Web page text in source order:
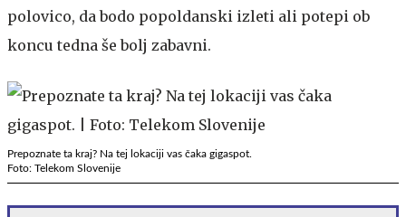
polovico, da bodo popoldanski izleti ali potepi ob
koncu tedna še bolj zabavni.
Prepoznate ta kraj? Na tej lokaciji vas čaka gigaspot.
Foto: Telekom Slovenije